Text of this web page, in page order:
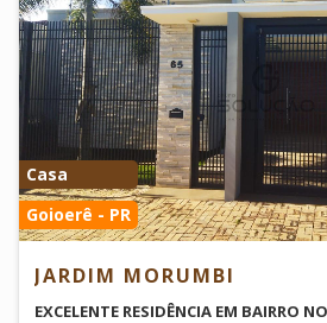
Casa
Goioerê - PR
JARDIM MORUMBI
EXCELENTE RESIDÊNCIA EM BAIRRO